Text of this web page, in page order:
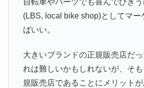
(LBS, local bike shop)としてマー
ばいい。
大きいブランドの正規販売店だ
れは難しいかもしれないが、そ
規販売店であることにメリット